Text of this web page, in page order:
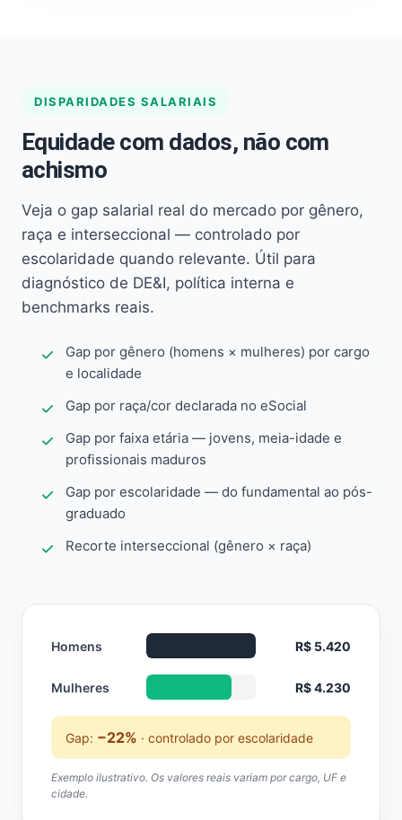
DISPARIDADES SALARIAIS
Equidade com dados, não com
achismo
Veja o gap salarial real do mercado por gênero,
raça e interseccional — controlado por
escolaridade quando relevante. Útil para
diagnóstico de DE&I, política interna e
benchmarks reais.
Gap por gênero (homens × mulheres) por cargo
e localidade
Gap por raça/cor declarada no eSocial
Gap por faixa etária — jovens, meia-idade e
profissionais maduros
Gap por escolaridade — do fundamental ao pós-
graduado
Recorte interseccional (gênero × raça)
Homens R$ 5.420
Mulheres R$ 4.230
Gap: −22% · controlado por escolaridade
Exemplo ilustrativo. Os valores reais variam por cargo, UF e
cidade.